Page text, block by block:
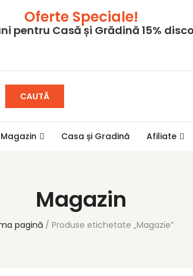
Oferte Speciale!
pentru Casă și Grădină 15%
CAUTĂ
Magazin Casa și Gradină Afiliate
Magazin
pagină Produse etichetate „Magazie”